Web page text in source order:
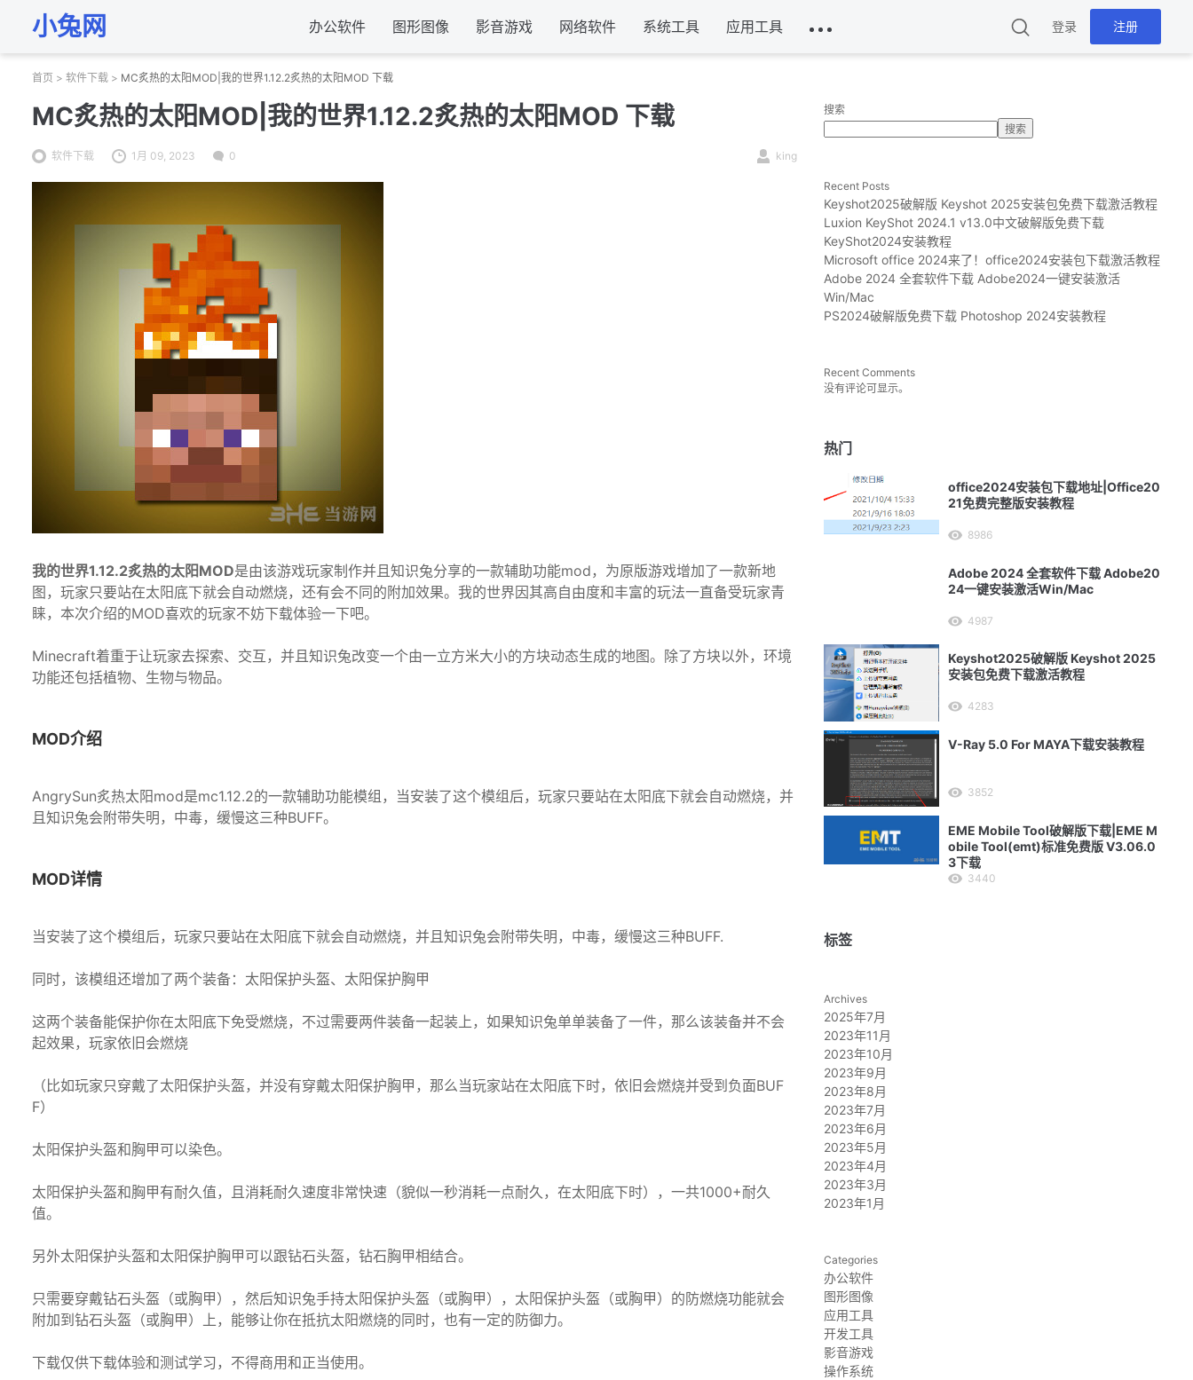
小兔网 办公软件 图形图像 影音游戏 网络软件 系统工具 应用工具 登录 注册
首页 > 软件下载 > MC炙热的太阳MOD|我的世界1.12.2炙热的太阳MOD 下载
MC炙热的太阳MOD|我的世界1.12.2炙热的太阳MOD 下载
软件下载 1月 09, 2023 0 king
我的世界1.12.2炙热的太阳MOD是由该游戏玩家制作并且知识兔分享的一款辅助功能mod，为原版游戏增加了一款新地
图，玩家只要站在太阳底下就会自动燃烧，还有会不同的附加效果。我的世界因其高自由度和丰富的玩法一直备受玩家青
睐，本次介绍的MOD喜欢的玩家不妨下载体验一下吧。
Minecraft着重于让玩家去探索、交互，并且知识兔改变一个由一立方米大小的方块动态生成的地图。除了方块以外，环境
功能还包括植物、生物与物品。
MOD介绍
AngrySun炙热太阳mod是mc1.12.2的一款辅助功能模组，当安装了这个模组后，玩家只要站在太阳底下就会自动燃烧，并
且知识兔会附带失明，中毒，缓慢这三种BUFF。
MOD详情
当安装了这个模组后，玩家只要站在太阳底下就会自动燃烧，并且知识兔会附带失明，中毒，缓慢这三种BUFF.
同时，该模组还增加了两个装备：太阳保护头盔、太阳保护胸甲
这两个装备能保护你在太阳底下免受燃烧，不过需要两件装备一起装上，如果知识兔单单装备了一件，那么该装备并不会
起效果，玩家依旧会燃烧
（比如玩家只穿戴了太阳保护头盔，并没有穿戴太阳保护胸甲，那么当玩家站在太阳底下时，依旧会燃烧并受到负面BUF
F）
太阳保护头盔和胸甲可以染色。
太阳保护头盔和胸甲有耐久值，且消耗耐久速度非常快速（貌似一秒消耗一点耐久，在太阳底下时），一共1000+耐久
值。
另外太阳保护头盔和太阳保护胸甲可以跟钻石头盔，钻石胸甲相结合。
只需要穿戴钻石头盔（或胸甲），然后知识兔手持太阳保护头盔（或胸甲），太阳保护头盔（或胸甲）的防燃烧功能就会
附加到钻石头盔（或胸甲）上，能够让你在抵抗太阳燃烧的同时，也有一定的防御力。
下载仅供下载体验和测试学习，不得商用和正当使用。
搜索
搜索
Recent Posts
Keyshot2025破解版 Keyshot 2025安装包免费下载激活教程
Luxion KeyShot 2024.1 v13.0中文破解版免费下载
KeyShot2024安装教程
Microsoft office 2024来了！office2024安装包下载激活教程
Adobe 2024 全套软件下载 Adobe2024一键安装激活
Win/Mac
PS2024破解版免费下载 Photoshop 2024安装教程
Recent Comments
没有评论可显示。
热门
office2024安装包下载地址|Office20
21免费完整版安装教程
8986
Adobe 2024 全套软件下载 Adobe20
24一键安装激活Win/Mac
4987
Keyshot2025破解版 Keyshot 2025
安装包免费下载激活教程
4283
V-Ray 5.0 For MAYA下载安装教程
3852
EME Mobile Tool破解版下载|EME M
obile Tool(emt)标准免费版 V3.06.0
3下载
3440
标签
Archives
2025年7月
2023年11月
2023年10月
2023年9月
2023年8月
2023年7月
2023年6月
2023年5月
2023年4月
2023年3月
2023年1月
Categories
办公软件
图形图像
应用工具
开发工具
影音游戏
操作系统